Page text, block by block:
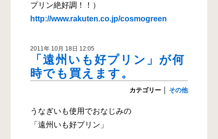
プリン絶好調！！）
http://www.rakuten.co.jp/cosmogreen
2011年 10月 18日 12:05
「遠州いも好プリン」が何
時でも買えます。
カテゴリー その他
うなぎいも使用でおなじみの
「遠州いも好プリン」